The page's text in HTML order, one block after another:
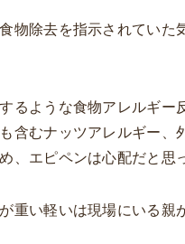
物除去を指示されてい
るような食物アレルギ
含むナッツアレルギー
、エピペンは心配だと思
重い軽いは現場にいる